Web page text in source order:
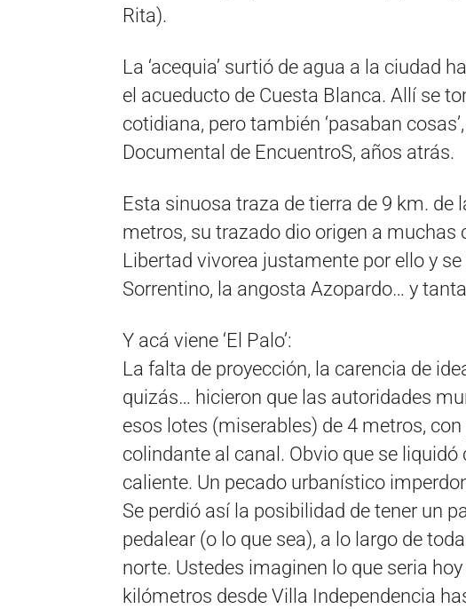
Rita).
La ‘acequia’ surtió de agua a la ciudad
el acueducto de Cuesta Blanca. Allí se
cotidiana, pero también ‘pasaban
Documental de EncuentroS, años atrás.
Esta sinuosa traza de tierra de 9 km. de
metros, su trazado dio origen a muchas
Libertad vivorea justamente por ello y se
Sorrentino, la angosta Azopardo… y
Y acá viene ‘El Palo’:
La falta de proyección, la carencia de
quizás… hicieron que las autoridades
esos lotes (miserables) de 4 metros,
colindante al canal. Obvio que se
caliente. Un pecado urbanístico
Se perdió así la posibilidad de tener un
pedalear (o lo que sea), a lo largo de
norte. Ustedes imaginen lo que seria
kilómetros desde Villa Independencia